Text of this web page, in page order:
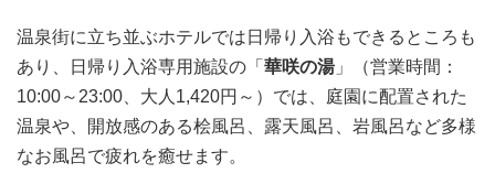
温泉街に立ち並ぶホテルでは日帰り入浴もできるところも
あり、日帰り入浴専用施設の「 華咲の湯」（営業時間：
10:00～23:00、大人1,420円～）では、庭園に配置された
温泉や、開放感のある桧風呂、露天風呂、岩風呂など多様
なお風呂で疲れを癒せます。